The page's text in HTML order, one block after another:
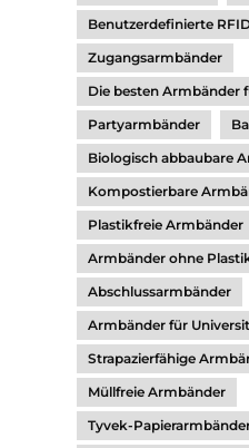
Benutzerdefinierte
Zugangsarmbänder
Die besten Armbänder
Partyarmbänder
Biologisch abbaubare
Kompostierbare
Plastikfreie Armbänder
Armbänder ohne
Abschlussarmbänder
Armbänder für
Strapazierfähige
Müllfreie Armbänder
Tyvek-